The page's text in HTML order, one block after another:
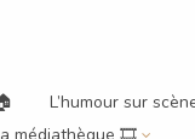
L’humour sur
Espoir